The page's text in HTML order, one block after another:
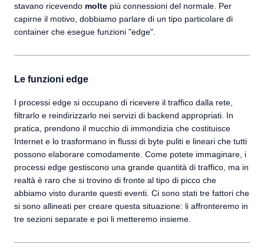
stavano ricevendo molte più connessioni del normale. Per
capirne il motivo, dobbiamo parlare di un tipo particolare di
container che esegue funzioni "edge".
Le funzioni edge
I processi edge si occupano di ricevere il traffico dalla rete,
filtrarlo e reindirizzarlo nei servizi di backend appropriati. In
pratica, prendono il mucchio di immondizia che costituisce
Internet e lo trasformano in flussi di byte puliti e lineari che tutti
possono elaborare comodamente. Come potete immaginare, i
processi edge gestiscono una grande quantità di traffico, ma in
realtà è raro che si trovino di fronte al tipo di picco che
abbiamo visto durante questi eventi. Ci sono stati tre fattori che
si sono allineati per creare questa situazione: li affronteremo in
tre sezioni separate e poi li metteremo insieme.